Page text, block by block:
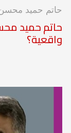
حاتم حميد
حاتم حميد
واقعية؟